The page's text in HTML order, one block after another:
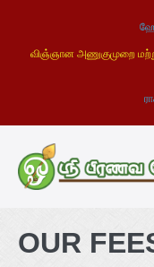
விஞ்ஞான அணுகுமுறை
OUR